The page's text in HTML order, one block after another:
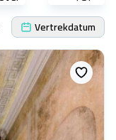
Vertrekdatum